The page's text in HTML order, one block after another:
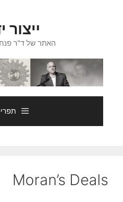
ייצור
האתר של ד"ר
Moran’s Deals